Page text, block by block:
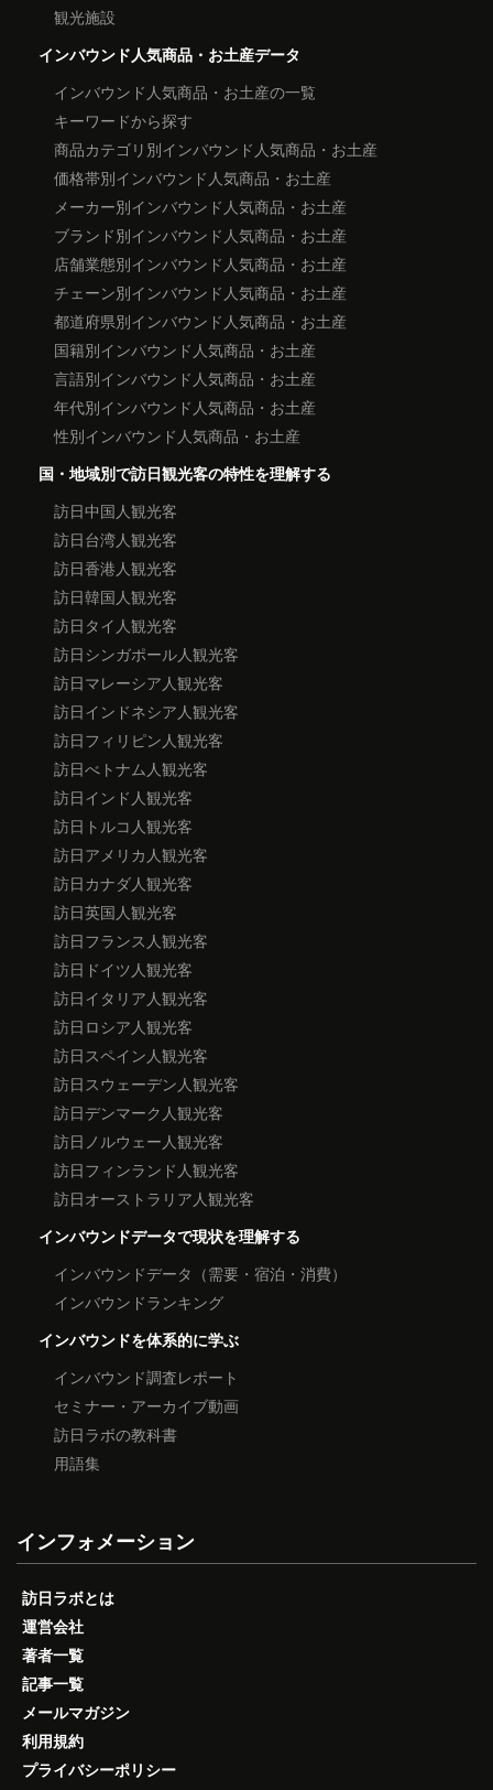
観光施設
インバウンド人気商品・お土産データ
インバウンド人気商品・お土産の一覧
キーワードから探す
商品カテゴリ別インバウンド人気商品・お土産
価格帯別インバウンド人気商品・お土産
メーカー別インバウンド人気商品・お土産
ブランド別インバウンド人気商品・お土産
店舗業態別インバウンド人気商品・お土産
チェーン別インバウンド人気商品・お土産
都道府県別インバウンド人気商品・お土産
国籍別インバウンド人気商品・お土産
言語別インバウンド人気商品・お土産
年代別インバウンド人気商品・お土産
性別インバウンド人気商品・お土産
国・地域別で訪日観光客の特性を理解する
訪日中国人観光客
訪日台湾人観光客
訪日香港人観光客
訪日韓国人観光客
訪日タイ人観光客
訪日シンガポール人観光客
訪日マレーシア人観光客
訪日インドネシア人観光客
訪日フィリピン人観光客
訪日べトナム人観光客
訪日インド人観光客
訪日トルコ人観光客
訪日アメリカ人観光客
訪日カナダ人観光客
訪日英国人観光客
訪日フランス人観光客
訪日ドイツ人観光客
訪日イタリア人観光客
訪日ロシア人観光客
訪日スペイン人観光客
訪日スウェーデン人観光客
訪日デンマーク人観光客
訪日ノルウェー人観光客
訪日フィンランド人観光客
訪日オーストラリア人観光客
インバウンドデータで現状を理解する
インバウンドデータ（需要・宿泊・消費）
インバウンドランキング
インバウンドを体系的に学ぶ
インバウンド調査レポート
セミナー・アーカイブ動画
訪日ラボの教科書
用語集
インフォメーション
訪日ラボとは
運営会社
著者一覧
記事一覧
メールマガジン
利用規約
プライバシーポリシー